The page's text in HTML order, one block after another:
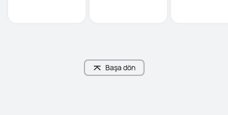
Başa dön